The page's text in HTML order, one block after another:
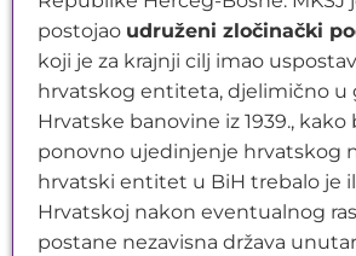
postojao udruženi zločinački
koji je za krajnji cilj imao
hrvatskog entiteta, djelimično u
Hrvatske banovine iz 1939.,
ponovno ujedinjenje hrvatskog
hrvatski entitet u BiH trebalo je
Hrvatskoj nakon eventualnog
postane nezavisna država